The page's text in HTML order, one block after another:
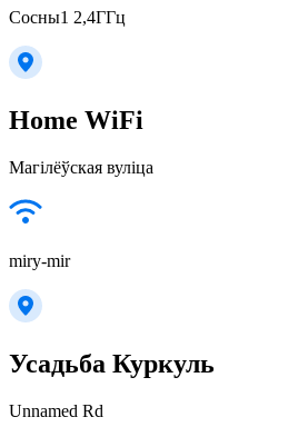
Сосны1 2,4ГГц
Home WiFi
Магілёўская вуліца
miry-mir
Усадьба Куркуль
Unnamed Rd